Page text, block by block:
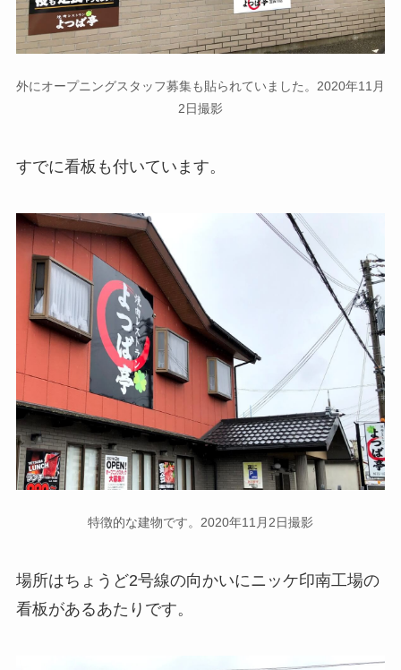
外にオープニングスタッフ募集も貼られていました。2020年11月
2日撮影
すでに看板も付いています。
特徴的な建物です。2020年11月2日撮影
場所はちょうど2号線の向かいにニッケ印南工場の
看板があるあたりです。